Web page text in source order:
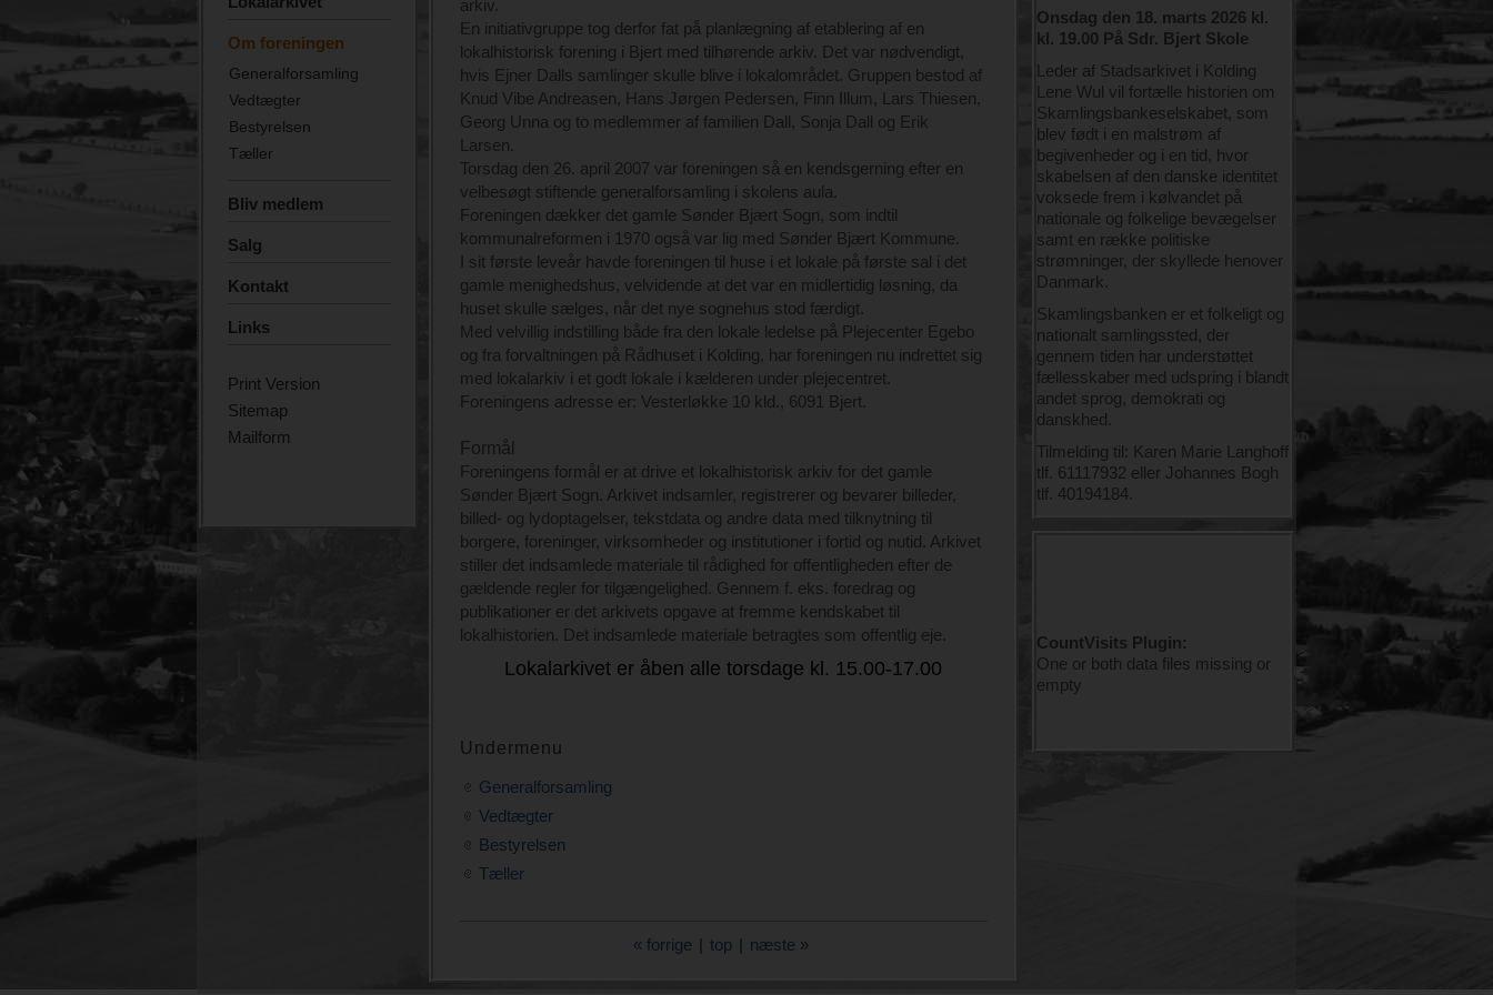
Om foreningen
Generalforsamling
Vedtægter
Bestyrelsen
Tæller
Bliv medlem
Salg
Kontakt
Links
Print Version
Sitemap
Mailform
arkiv.
En initiativgruppe tog derfor fat på planlægning af etablering af en
lokalhistorisk forening i Bjert med tilhørende arkiv. Det var nødvendigt,
hvis Ejner Dalls samlinger skulle blive i lokalområdet. Gruppen bestod af
Knud Vibe Andreasen, Hans Jørgen Pedersen, Finn Illum, Lars Thiesen,
Georg Unna og to medlemmer af familien Dall, Sonja Dall og Erik
Larsen.
Torsdag den 26. april 2007 var foreningen så en kendsgerning efter en
velbesøgt stiftende generalforsamling i skolens aula.
Foreningen dækker det gamle Sønder Bjært Sogn, som indtil
kommunalreformen i 1970 også var lig med Sønder Bjært Kommune.
I sit første leveår havde foreningen til huse i et lokale på første sal i det
gamle menighedshus, velvidende at det var en midlertidig løsning, da
huset skulle sælges, når det nye sognehus stod færdigt.
Med velvillig indstilling både fra den lokale ledelse på Plejecenter Egebo
og fra forvaltningen på Rådhuset i Kolding, har foreningen nu indrettet sig
med lokalarkiv i et godt lokale i kælderen under plejecentret.
Foreningens adresse er: Vesterløkke 10 kld., 6091 Bjert.
Formål
Foreningens formål er at drive et lokalhistorisk arkiv for det gamle
Sønder Bjært Sogn. Arkivet indsamler, registrerer og bevarer billeder,
billed- og lydoptagelser, tekstdata og andre data med tilknytning til
borgere, foreninger, virksomheder og institutioner i fortid og nutid. Arkivet
stiller det indsamlede materiale til rådighed for offentligheden efter de
gældende regler for tilgængelighed. Gennem f. eks. foredrag og
publikationer er det arkivets opgave at fremme kendskabet til
lokalhistorien. Det indsamlede materiale betragtes som offentlig eje.
Lokalarkivet er åben alle torsdage kl. 15.00-17.00
Undermenu
Generalforsamling
Vedtægter
Bestyrelsen
Tæller
« forrige | top | næste »
Onsdag den 18. marts 2026 kl.
kl. 19.00 På Sdr. Bjert Skole
Leder af Stadsarkivet i Kolding
Lene Wul vil fortælle historien om
Skamlingsbankeselskabet, som
blev født i en malstrøm af
begivenheder og i en tid, hvor
skabelsen af den danske identitet
voksede frem i kølvandet på
nationale og folkelige bevægelser
samt en række politiske
strømninger, der skyllede henover
Danmark.
Skamlingsbanken er et folkeligt og
nationalt samlingssted, der
gennem tiden har understøttet
fællesskaber med udspring i blandt
andet sprog, demokrati og
danskhed.
Tilmelding til: Karen Marie Langhoff
tlf. 61117932 eller Johannes Bogh
tlf. 40194184.
CountVisits Plugin:
One or both data files missing or
empty